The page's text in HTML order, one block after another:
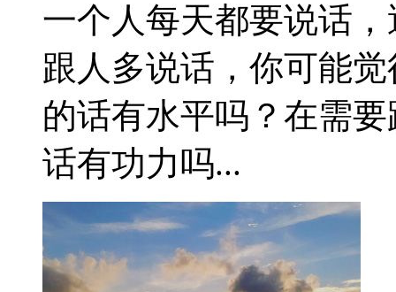
一个人每天都要说话
跟人多说话，你可能
的话有水平吗？在需
话有功力吗...